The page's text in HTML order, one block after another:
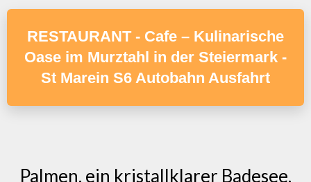
RESTAURANT - Cafe – Kulinarische
Oase im Murztahl in der Steiermark -
St Marein S6 Autobahn Ausfahrt
Palmen, ein kristallklarer Badesee,